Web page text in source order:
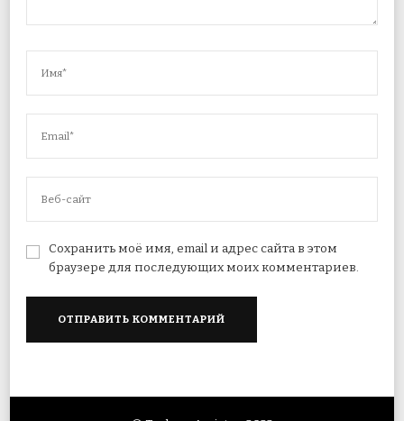
Сохранить моё имя, email и адрес сайта в этом
браузере для последующих моих комментариев.